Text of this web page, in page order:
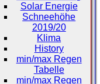
Solar Energie
Schneehöhe
2019/20
Klima
History
min/max Regen
Tabelle
min/max Regen